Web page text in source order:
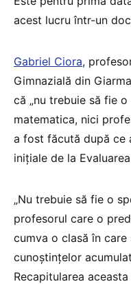
acest lucru într-un
Gabriel Ciora,
Gimnazială din
că „nu trebuie să fie
matematica, nici
a fost făcută după ce
inițiale de la
„Nu trebuie să fie o
profesorul care o
cumva o clasă în
cunoștințelor
Recapitularea